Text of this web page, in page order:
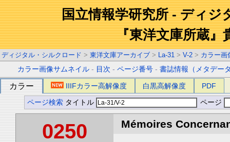
国立情報学研究所 - ディジ
『東洋文庫所蔵』
ディジタル・シルクロード > 東洋文庫アーカイブ > La-31 > V-2 > カラー画
カラー画像サムネイル - 目次 -ページ番号 -書誌情報（メタデー
カラー IIIFカラー高解像度 白黒高解像度 PDF
ページ検索 タイトル ページ
0250 Mémoires